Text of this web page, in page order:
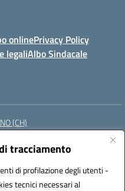
tracciamento
di profilazione degli utenti -
tecnici necessari al
onlinePrivacy Policy
legaliAlbo Sindacale
(CH)